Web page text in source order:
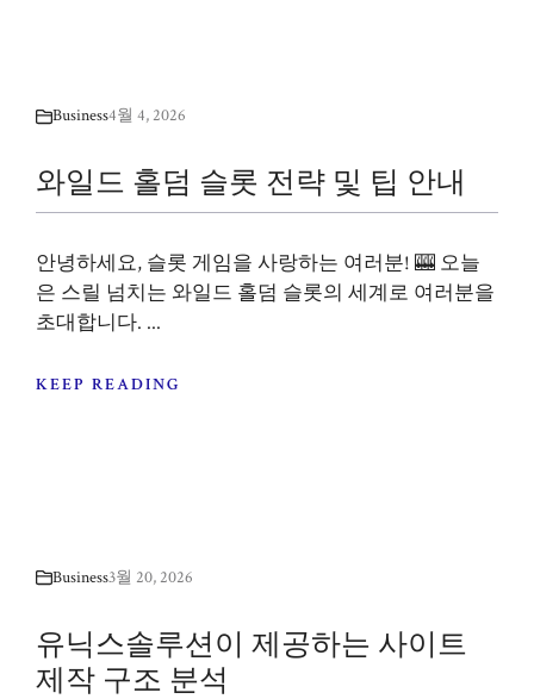
Business4월 4, 2026
와일드 홀덤 슬롯 전략 및 팁 안내
안녕하세요, 슬롯 게임을 사랑하는 여러분! 🎰 오늘
은 스릴 넘치는 와일드 홀덤 슬롯의 세계로 여러분을
초대합니다. ...
KEEP READING
Business3월 20, 2026
유닉스솔루션이 제공하는 사이트
제작 구조 분석